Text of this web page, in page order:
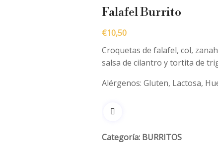
Falafel Burrito
€10,50
Croquetas de falafel, col,
salsa de cilantro y tortita de
Alérgenos: Gluten, Lactosa,
Categoría: BURRITOS